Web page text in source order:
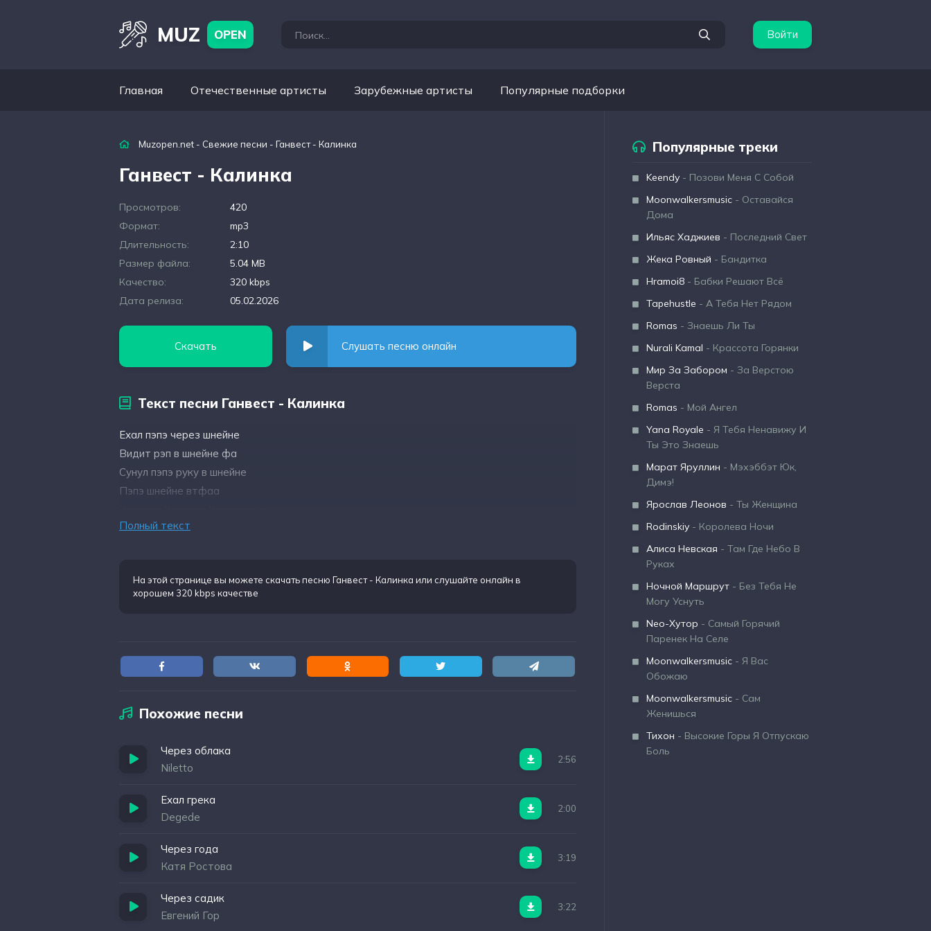
MUZ OPEN Войти
Главная Отечественные артисты Зарубежные артисты Популярные подборки
Muzopen.net - Свежие песни - Ганвест - Калинка
Ганвест - Калинка
Просмотров:
420
Формат:
mp3
Длительность:
2:10
Размер файла:
5.04 MB
Качество:
320 kbps
Дата релиза:
05.02.2026
Скачать Слушать песню онлайн
Текст песни Ганвест - Калинка
Ехал пэпэ через шнейне
Видит рэп в шнейне фа
Сунул пэпэ руку в шнейне
Пэпэ шнейне втфаа
В пэпэ ягодка малинка
Полный текст
На этой странице вы можете скачать песню Ганвест - Калинка или слушайте онлайн в
хорошем 320 kbps качестве
Похожие песни
Через облака
Niletto
2:56
Ехал грека
Degede
2:00
Через года
Катя Ростова
3:19
Через садик
Евгений Гор
3:22
Популярные треки
Keendy - Позови Меня С Собой
Moonwalkersmusic - Оставайся
Дома
Ильяс Хаджиев - Последний Свет
Жека Ровный - Бандитка
Hramoi8 - Бабки Решают Всё
Tapehustle - А Тебя Нет Рядом
Romas - Знаешь Ли Ты
Nurali Kamal - Крассота Горянки
Мир За Забором - За Верстою
Верста
Romas - Мой Ангел
Yana Royale - Я Тебя Ненавижу И
Ты Это Знаешь
Марат Яруллин - Мэхэббэт Юк,
Димэ!
Ярослав Леонов - Ты Женщина
Rodinskiy - Королева Ночи
Алиса Невская - Там Где Небо В
Руках
Ночной Маршрут - Без Тебя Не
Могу Уснуть
Neo-Хутор - Самый Горячий
Паренек На Селе
Moonwalkersmusic - Я Вас
Обожаю
Moonwalkersmusic - Сам
Женишься
Тихон - Высокие Горы Я Отпускаю
Боль